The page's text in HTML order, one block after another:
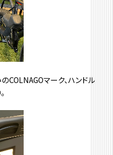
COLNAGOマーク、ハンドル